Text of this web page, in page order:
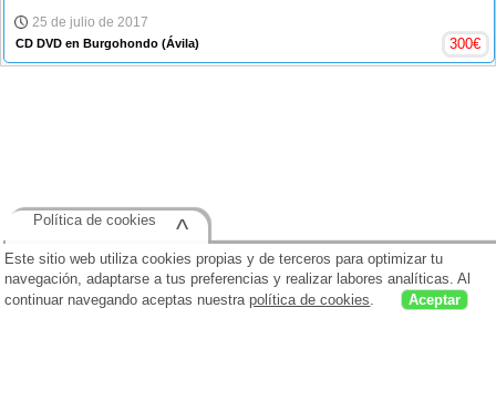
25 de julio de 2017
CD DVD en Burgohondo (Ávila) 300€
Este sitio web utiliza cookies propias y de terceros para optimizar tu
navegación, adaptarse a tus preferencias y realizar labores analíticas. Al
continuar navegando aceptas nuestrapolítica de cookies. Aceptar
Política de cookies ^